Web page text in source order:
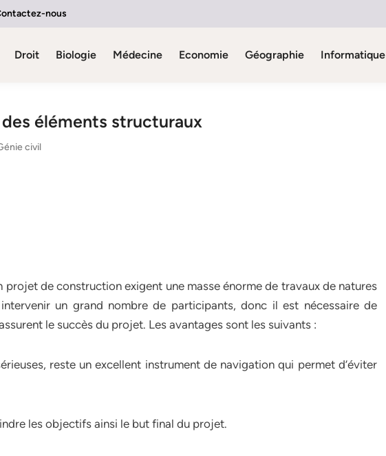
nous
Droit Biologie Médecine Economie Géographie Informatique
éléments structuraux
civil
projet de construction exigent une masse énorme de travaux de natures
un grand nombre de participants, donc il est nécessaire de
le succès du projet. Les avantages sont les suivants :
reste un excellent instrument de navigation qui permet d’éviter
les objectifs ainsi le but final du projet.